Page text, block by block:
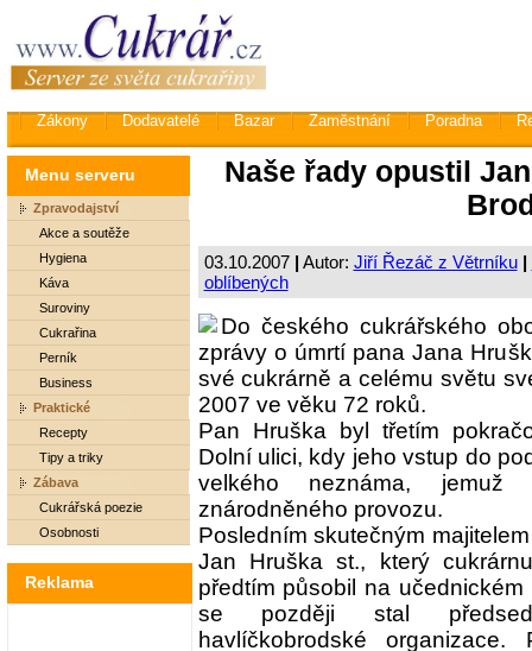
Zákony Dodavatelé Bazar Zaměstnání Poradna
Menu serveru
Zpravodajství
Akce a soutěže
Hygiena
Káva
Suroviny
Cukrařina
Perník
Business
Praktické
Recepty
Tipy a triky
Zábava
Cukrářská poezie
Osobnosti
Reklama
Naše řady opustil
03.10.2007 | Autor: Jiří Řezáč z Větrníku |
oblíbených
Do českého cukrářského
zprávy o úmrtí pana Jana
své cukrárně a celému světu
2007 ve věku 72 roků.
Pan Hruška byl třetím
Dolní ulici, kdy jeho vstup do
velkého neznáma, jemuž
znárodněného provozu.
Posledním skutečným
Jan Hruška st., který
předtím působil na
se později stal
havlíčkobrodské